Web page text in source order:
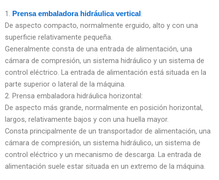
1. Prensa embaladora hidráulica vertical :
De aspecto compacto, normalmente erguido, alto y con una
superficie relativamente pequeña.
Generalmente consta de una entrada de alimentación, una
cámara de compresión, un sistema hidráulico y un sistema de
control eléctrico. La entrada de alimentación está situada en la
parte superior o lateral de la máquina.
2. Prensa embaladora hidráulica horizontal:
De aspecto más grande, normalmente en posición horizontal,
largos, relativamente bajos y con una huella mayor.
Consta principalmente de un transportador de alimentación, una
cámara de compresión, un sistema hidráulico, un sistema de
control eléctrico y un mecanismo de descarga. La entrada de
alimentación suele estar situada en un extremo de la máquina.